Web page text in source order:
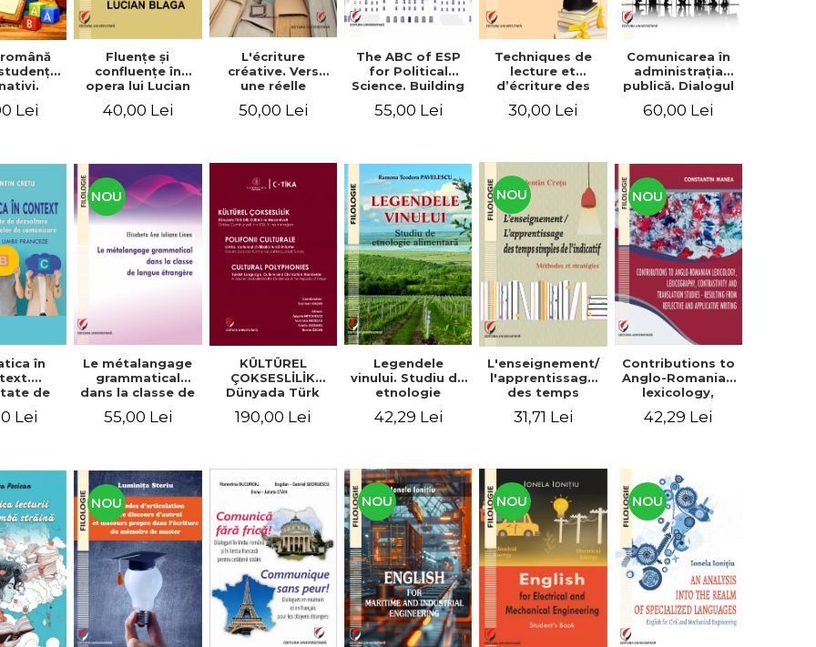
şi
A1-B2
Lei
Fluenţe şi
confluenţe în
opera lui Lucian
40,00 Lei
L'écriture
créative. Vers
une réelle
autonomie de
l'apprenant, Éd.
50,00 Lei
The ABC of ESP
for Political
Science. Building
vocabulary and
language skills
55,00 Lei
Techniques de
lecture et
d’écriture des
spécialisés
30,00 Lei
Comunicarea în
administraţia
publică. Dialogul
stat – cetăţean în
context naţional
administration .
The state-citizen
dialogue in
national and
European
context
60,00 Lei
în
de
Lei
NOU
Le métalangage
grammatical
dans la classe de
55,00 Lei
KÜLTÜREL
ÇOKSESLİLİK
Dünyada Türk
Medeniyeti.
Armağan/
POLIFONII
CULTURALE
Limba, cultura și
civilizația turcă în
lume. Volum
dedicat
Centenarului
190,00 Lei
Legendele
vinului. Studiu de
etnologie
42,29 Lei
NOU
L'enseignement/
l'apprentissage
des temps
l'indicatif.
31,71 Lei
NOU
Contributions to
Anglo-Romanian
lexicology,
contrastivity and
reflective and
applicative
writing
42,29 Lei
NOU NOU NOU NOU